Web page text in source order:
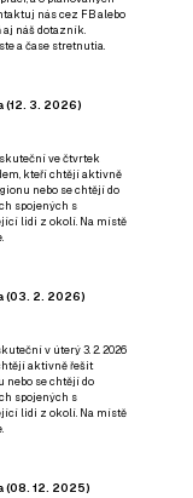
nás cez FBalebo
aj náš dotazník.
a čase stretnutia.
(12. 3. 2026)
ve čtvrtek
kteří chtějí aktivně
nebo se chtějí do
spojených s
lidi z okolí. Na místě
(03. 2. 2026)
v úterý 3. 2. 2026
aktivně řešit
nebo se chtějí do
spojených s
lidi z okolí. Na místě
(08. 12. 2025)